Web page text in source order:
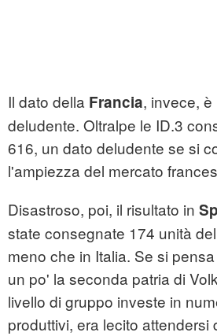
Il dato della Francia, invece,
deludente. Oltralpe le ID.3
616, un dato deludente se si
l'ampiezza del mercato
Disastroso, poi, il risultato in
state consegnate 174 unità
meno che in Italia. Se si
un po' la seconda patria di
livello di gruppo investe in
produttivi, era lecito attendersi